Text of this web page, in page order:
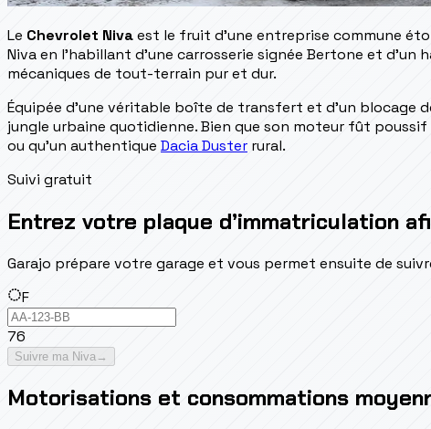
Le Chevrolet Nivaest le fruit d'une entreprise commune
Niva en l'habillant d'une carrosserie signée Bertone et
mécaniques de tout-terrain pur et dur.
Équipée d'une véritable boîte de transfert et d'un blocage
jungle urbaine quotidienne. Bien que son moteur fût
ou qu'un authentique Dacia Duster rural.
Suivi gratuit
Entrez votre plaque d’immatriculation
Garajo prépare votre garage et vous permet ensuite de
F
76
Suivre ma Niva →
Motorisations et consommations